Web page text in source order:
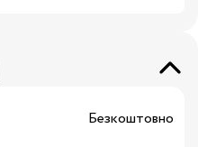
Безкоштовно